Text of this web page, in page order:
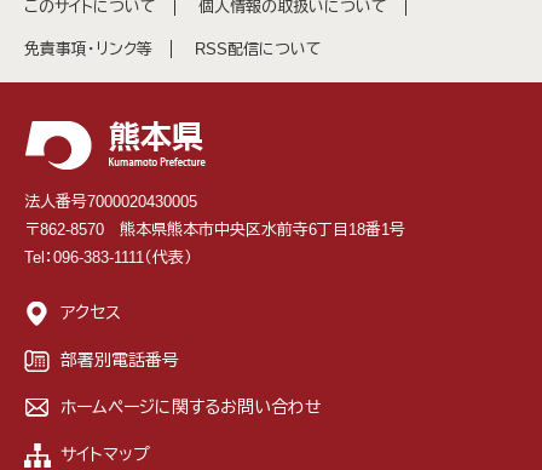
このサイトについて 個人情報の取扱いについて
免責事項・リンク等 RSS配信について
法人番号7000020430005
〒862-8570 熊本県熊本市中央区水前寺6丁目18番1号
Tel：096-383-1111（代表）
アクセス
部署別電話番号
ホームページに関するお問い合わせ
サイトマップ